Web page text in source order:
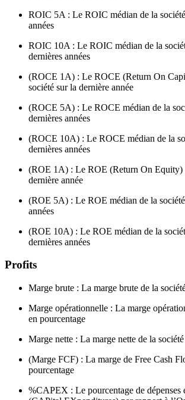
ROIC 5A : Le ROIC médian de la
années
ROIC 10A : Le ROIC médian de la
dernières années
(ROCE 1A) : Le ROCE (Return On
société sur la dernière année
(ROCE 5A) : Le ROCE médian de la
dernières années
(ROCE 10A) : Le ROCE médian de la
dernières années
(ROE 1A) : Le ROE (Return On Equity)
dernière année
(ROE 5A) : Le ROE médian de la
années
(ROE 10A) : Le ROE médian de la
dernières années
Profits
Marge brute : La marge brute de la
Marge opérationnelle : La marge
en pourcentage
Marge nette : La marge nette de la
(Marge FCF) : La marge de Free Cash
pourcentage
%CAPEX : Le pourcentage de